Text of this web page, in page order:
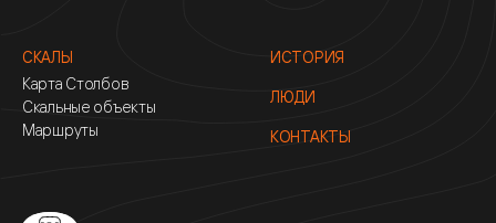
СКАЛЫ
Карта Столбов
Скальные объекты
Маршруты
ИСТОРИЯ
ЛЮДИ
КОНТАКТЫ